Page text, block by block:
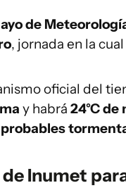
de
, jornada en la
oficial del
y habrá 24°C de
Inumet